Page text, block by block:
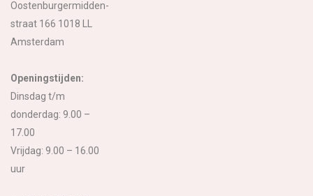
Oostenburgermidden-
straat 166 1018 LL
Amsterdam
Openingstijden:
Dinsdag t/m
donderdag: 9.00 –
17.00
Vrijdag: 9.00 – 16.00
uur